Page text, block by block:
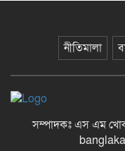
নীতিমালা
সম্পাদকঃ এস এম